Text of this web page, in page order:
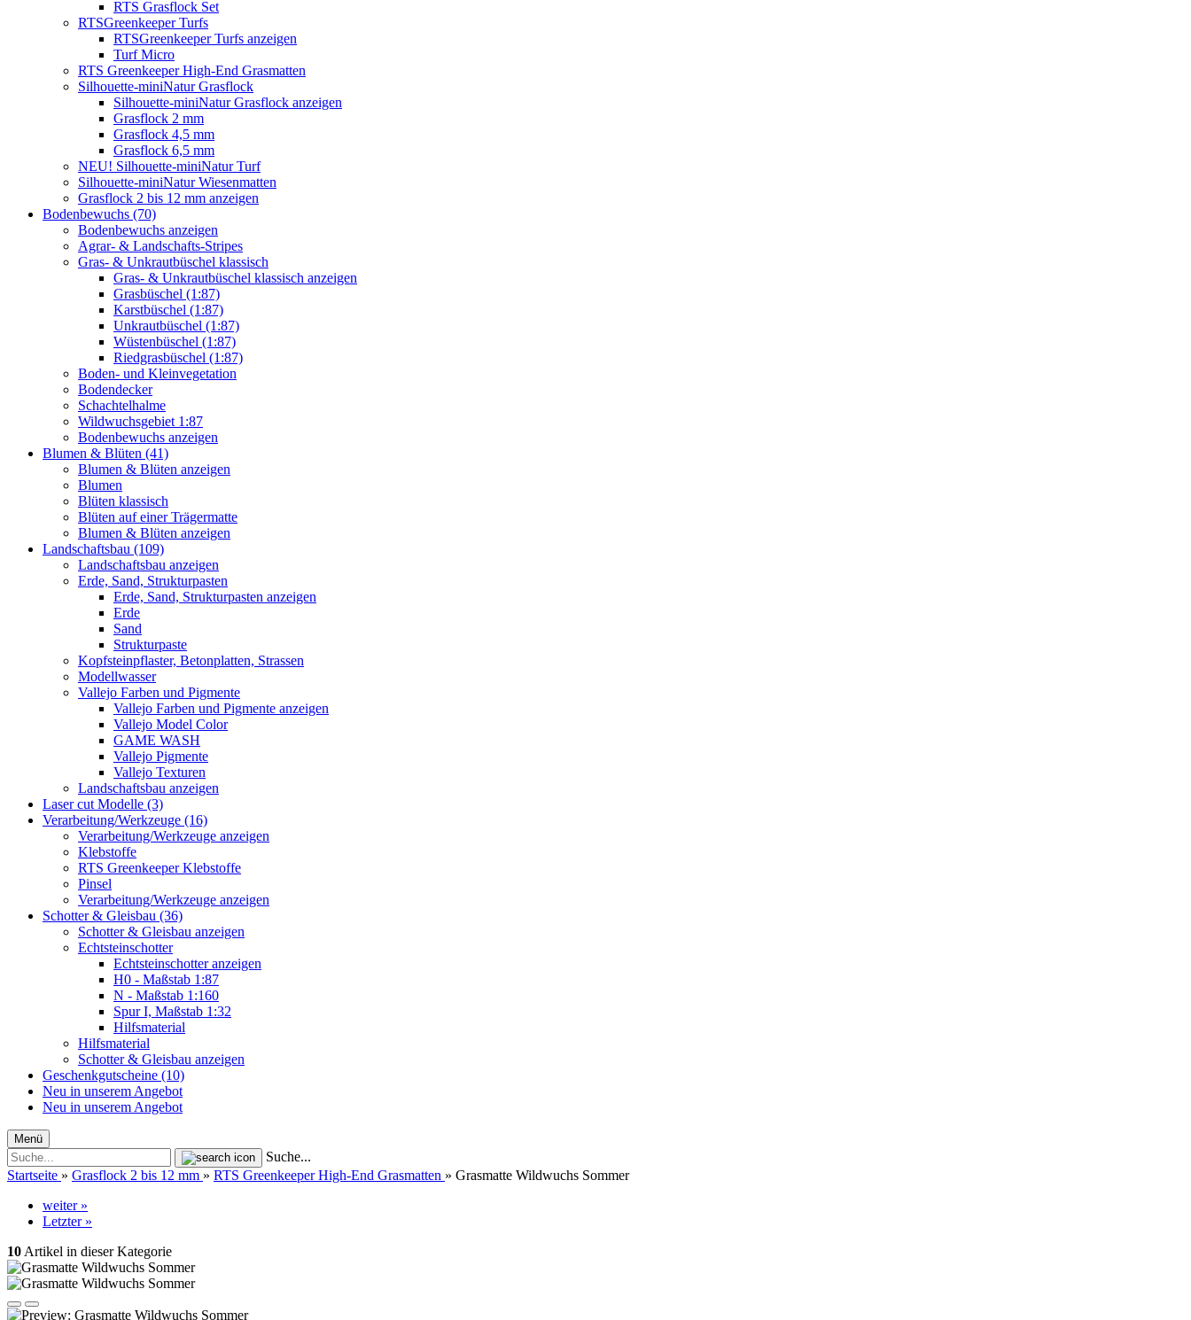
RTS Grasflock Set
RTSGreenkeeper Turfs
RTSGreenkeeper Turfs anzeigen
Turf Micro
RTS Greenkeeper High-End Grasmatten
Silhouette-miniNatur Grasflock
Silhouette-miniNatur Grasflock anzeigen
Grasflock 2 mm
Grasflock 4,5 mm
Grasflock 6,5 mm
NEU! Silhouette-miniNatur Turf
Silhouette-miniNatur Wiesenmatten
Grasflock 2 bis 12 mm anzeigen
Bodenbewuchs (70)
Bodenbewuchs anzeigen
Agrar- & Landschafts-Stripes
Gras- & Unkrautbüschel klassisch
Gras- & Unkrautbüschel klassisch anzeigen
Grasbüschel (1:87)
Karstbüschel (1:87)
Unkrautbüschel (1:87)
Wüstenbüschel (1:87)
Riedgrasbüschel (1:87)
Boden- und Kleinvegetation
Bodendecker
Schachtelhalme
Wildwuchsgebiet 1:87
Bodenbewuchs anzeigen
Blumen & Blüten (41)
Blumen & Blüten anzeigen
Blumen
Blüten klassisch
Blüten auf einer Trägermatte
Blumen & Blüten anzeigen
Landschaftsbau (109)
Landschaftsbau anzeigen
Erde, Sand, Strukturpasten
Erde, Sand, Strukturpasten anzeigen
Erde
Sand
Strukturpaste
Kopfsteinpflaster, Betonplatten, Strassen
Modellwasser
Vallejo Farben und Pigmente
Vallejo Farben und Pigmente anzeigen
Vallejo Model Color
GAME WASH
Vallejo Pigmente
Vallejo Texturen
Landschaftsbau anzeigen
Laser cut Modelle (3)
Verarbeitung/Werkzeuge (16)
Verarbeitung/Werkzeuge anzeigen
Klebstoffe
RTS Greenkeeper Klebstoffe
Pinsel
Verarbeitung/Werkzeuge anzeigen
Schotter & Gleisbau (36)
Schotter & Gleisbau anzeigen
Echtsteinschotter
Echtsteinschotter anzeigen
H0 - Maßstab 1:87
N - Maßstab 1:160
Spur I, Maßstab 1:32
Hilfsmaterial
Hilfsmaterial
Schotter & Gleisbau anzeigen
Geschenkgutscheine (10)
Neu in unserem Angebot
Neu in unserem Angebot
Menü
Suche...
Startseite » Grasflock 2 bis 12 mm » RTS Greenkeeper High-End Grasmatten » Grasmatte Wildwuchs Sommer
weiter »
Letzter »
10 Artikel in dieser Kategorie